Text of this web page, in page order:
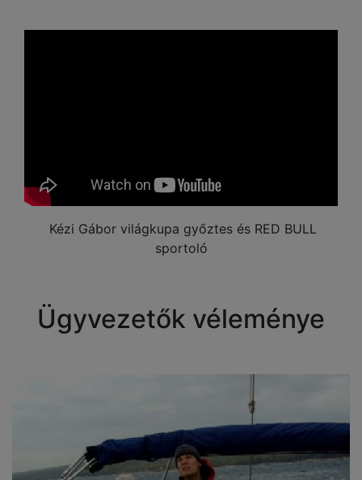
Kézi Gábor világkupa győztes és RED BULL
sportoló
Ügyvezetők véleménye